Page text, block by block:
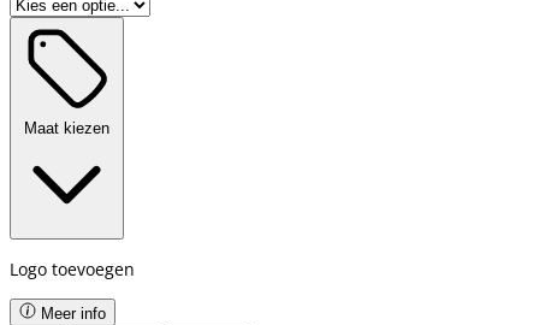
Maat kiezen
Logo toevoegen
Meer info